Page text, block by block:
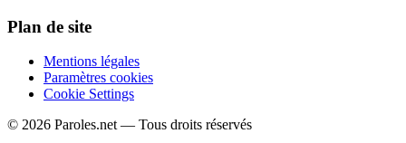
Plan de site
Mentions légales
Paramètres cookies
Cookie Settings
© 2026 Paroles.net — Tous droits réservés